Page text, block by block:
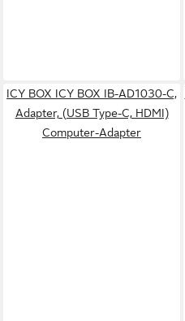
ICY BOX ICY BOX IB-AD1030-C,
Adapter, (USB Type-C, HDMI)
Computer-Adapter